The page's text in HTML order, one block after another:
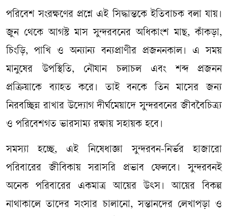
পরিবেশ সংরক্ষণের প্রশ্নে এই সিদ্ধান্তকে ইতিবাচক বলা যায়।
জুন থেকে আগস্ট মাস সুন্দরবনের অধিকাংশ মাছ, কাঁকড়া,
চিংড়ি, পাখি ও অন্যান্য বন্যপ্রাণীর প্রজননকাল। এ সময়
মানুষের উপস্থিতি, নৌযান চলাচল এবং শব্দ প্রজনন
প্রক্রিয়াকে ব্যাহত করে। তাই বনকে তিন মাসের জন্য
নিরবচ্ছিন্ন রাখার উদ্যোগ দীর্ঘমেয়াদে সুন্দরবনের জীববৈচিত্র্য
ও পরিবেশগত ভারসাম্য রক্ষায় সহায়ক হবে।
সমস্যা হচ্ছে, এই নিষেধাজ্ঞা সুন্দরবন-নির্ভর হাজারো
পরিবারের জীবিকায় সরাসরি প্রভাব ফেলবে। সুন্দরবনই
অনেক পরিবারের একমাত্র আয়ের উৎস। আয়ের বিকল্প
নাথাকালে তাদের সংসার চালানো, সন্তানদের লেখাপড়া ও